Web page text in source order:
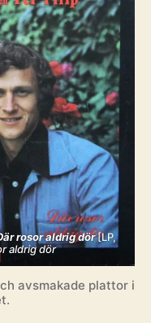
rosor aldrig dör[LP,
aldrig dör
avsmakade plattor i